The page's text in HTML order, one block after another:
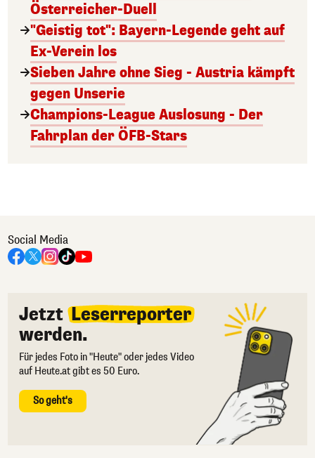
Österreicher-Duell
"Geistig tot": Bayern-Legende geht auf
Ex-Verein los
Sieben Jahre ohne Sieg - Austria kämpft
gegen Unserie
Champions-League Auslosung - Der
Fahrplan der ÖFB-Stars
Social Media
Jetzt Leserreporter
werden.
Für jedes Foto in "Heute" oder jedes Video
auf Heute.at gibt es 50 Euro.
So geht's